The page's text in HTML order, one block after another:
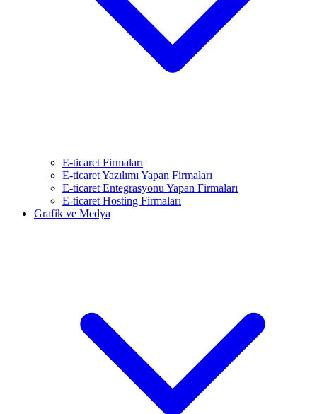
E-ticaret Firmaları
E-ticaret Yazılımı Yapan Firmaları
E-ticaret Entegrasyonu Yapan Firmaları
E-ticaret Hosting Firmaları
Grafik ve Medya